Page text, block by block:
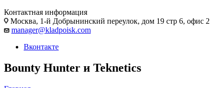
Контактная информация
Москва, 1-й Добрынинский переулок, дом 19 стр 6, офис 2
manager@kladpoisk.com
Вконтакте
Bounty Hunter и Teknetics